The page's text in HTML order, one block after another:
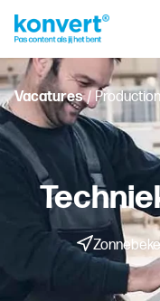
Vacatures/ Production
Zonnebeke